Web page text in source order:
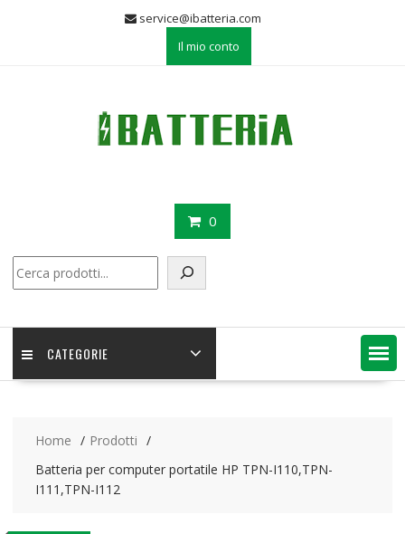
service@ibatteria.com
Il mio conto
0
CATEGORIE
Home
Prodotti
Batteria per computer portatile HP TPN-I110,TPN-
I111,TPN-I112